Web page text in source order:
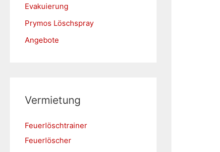
Evakuierung
Prymos Löschspray
Angebote
Vermietung
Feuerlöschtrainer
Feuerlöscher